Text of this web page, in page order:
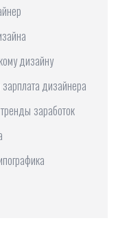
дизайну
зарплата дизайнера
тренды заработок